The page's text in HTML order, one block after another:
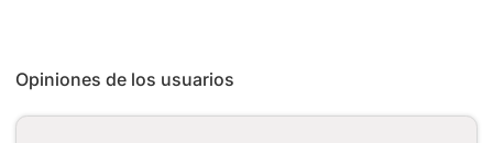
Opiniones de los usuarios